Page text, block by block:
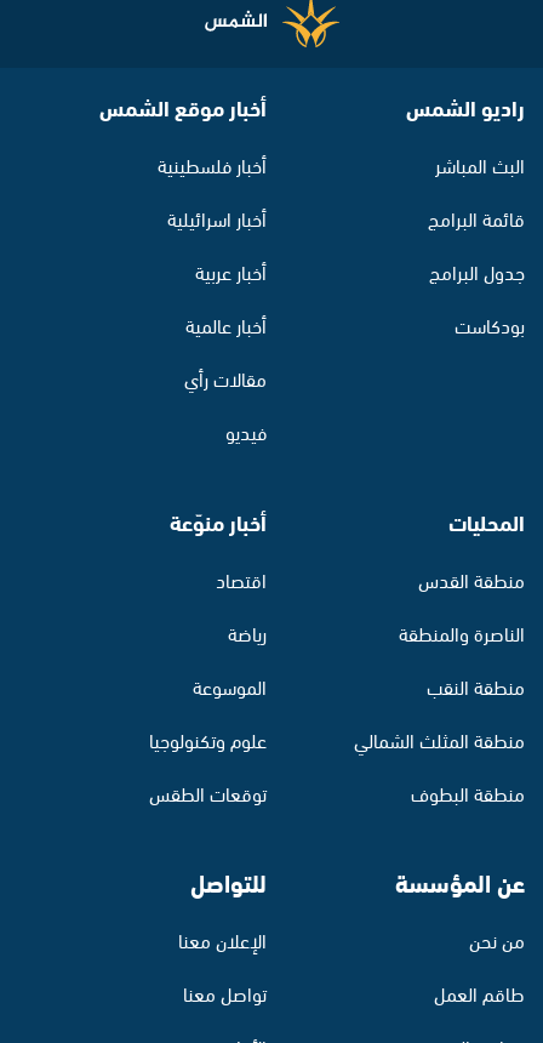
راديو الشمس
البث المباشر
قائمة البرامج
جدول البرامج
بودكاست
أخبار موقع الشمس
أخبار فلسطينية
أخبار اسرائيلية
أخبار عربية
أخبار عالمية
مقالات رأي
فيديو
المحليات
منطقة القدس
الناصرة والمنطقة
منطقة النقب
منطقة المثلث الشمالي
منطقة البطوف
أخبار منوّعة
اقتصاد
رياضة
الموسوعة
علوم وتكنولوجيا
توقعات الطقس
عن المؤسسة
من نحن
طاقم العمل
للتواصل
الإعلان معنا
تواصل معنا